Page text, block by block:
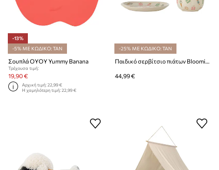
-13%
-5% ΜΕ ΚΩΔΙΚΟ: TAN
Σουπλά OYOY Yummy Banana
Τρέχουσα τιμή:
19,90 €
Αρχική τιμή:22,99 €
Η χαμηλότερη τιμή:22,99 €
-25% ΜΕ ΚΩΔΙΚΟ: TAN
Παιδικό σερβίτσιο πιάτων Bloomingville Nature 210 ml / 335 ml 3-pack
44,99 €